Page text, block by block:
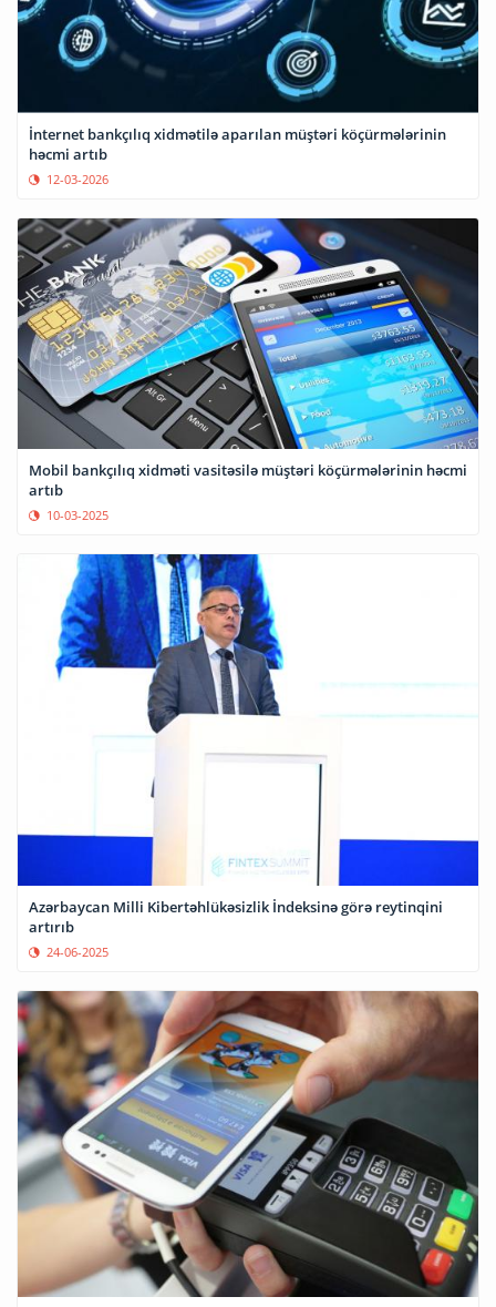
İnternet bankçılıq xidmətilə aparılan müştəri köçürmələrinin
həcmi artıb
12-03-2026
Mobil bankçılıq xidməti vasitəsilə müştəri köçürmələrinin həcmi
artıb
10-03-2025
Azərbaycan Milli Kibertəhlükəsizlik İndeksinə görə reytinqini
artırıb
24-06-2025